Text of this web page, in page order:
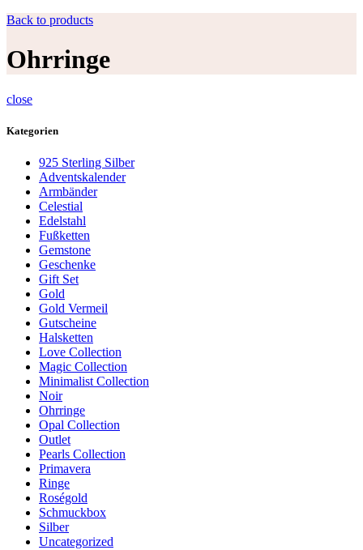
Back to products
Ohrringe
close
Kategorien
925 Sterling Silber
Adventskalender
Armbänder
Celestial
Edelstahl
Fußketten
Gemstone
Geschenke
Gift Set
Gold
Gold Vermeil
Gutscheine
Halsketten
Love Collection
Magic Collection
Minimalist Collection
Noir
Ohrringe
Opal Collection
Outlet
Pearls Collection
Primavera
Ringe
Roségold
Schmuckbox
Silber
Uncategorized